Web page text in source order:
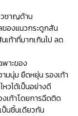
ชาญด้าน
องแนวกระดูกสัน
เท้าที่มากเกินไป ลด
าะของ
มนุ่ม ยืดหยุ่น รองเท้า
วได้เป็นอย่างดี
เท้าโดยการฉีดติด
นชิ้นเดียวกัน